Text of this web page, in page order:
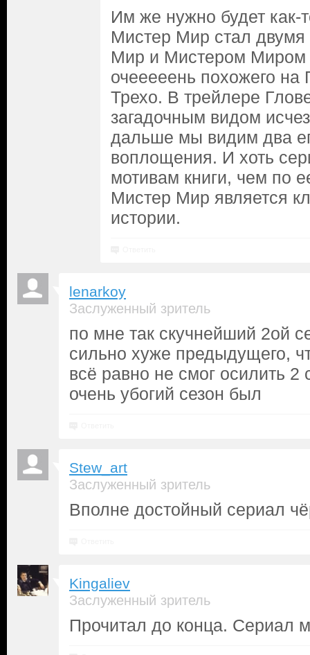
Им же нужно будет как-
Мистер Мир стал
Мир и Мистером Миром
очееееень похожего на
Трехо. В трейлере
загадочным видом
дальше мы видим два
воплощения. И хоть
мотивам книги, чем по
Мистер Мир является
истории.
lenarkoy
Заслуженный зритель
по мне так скучнейший 2ой
сильно хуже предыдущего,
всё равно не смог осилить 2
очень убогий сезон был
Stew_art
Заслуженный зритель
Вполне достойный сериал
Kingaliev
Заслуженный зритель
Прочитал до конца. Сериал